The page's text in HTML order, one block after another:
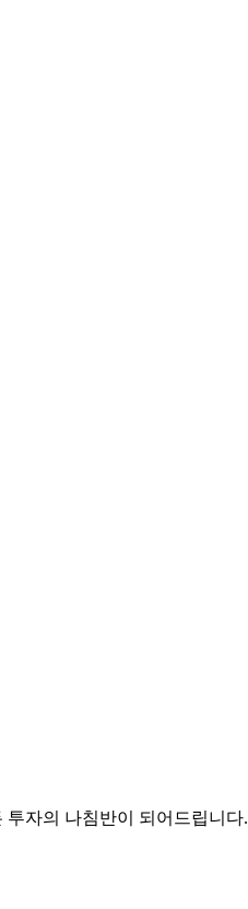
자의 나침반이 되어드립니다.